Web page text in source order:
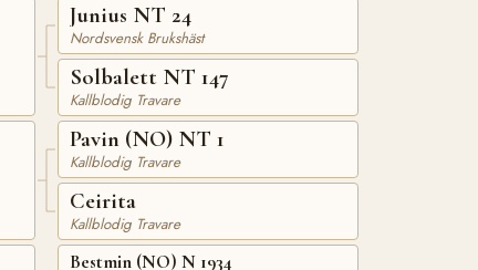
Junius NT 24
Nordsvensk Brukshäst
Solbalett NT 147
Kallblodig Travare
Pavin (NO) NT 1
Kallblodig Travare
Ceirita
Kallblodig Travare
Bestmin (NO) N 1934